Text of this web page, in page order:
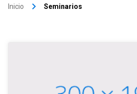
Inicio keyboard_arrow_right Seminarios